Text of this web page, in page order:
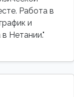
Работа в
и
Нетании."